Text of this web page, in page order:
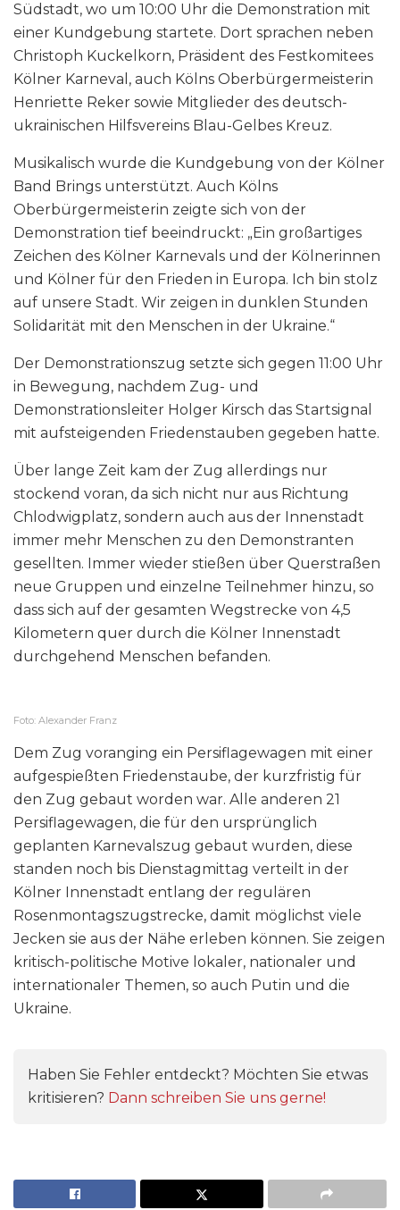
Südstadt, wo um 10:00 Uhr die Demonstration mit
einer Kundgebung startete. Dort sprachen neben
Christoph Kuckelkorn, Präsident des Festkomitees
Kölner Karneval, auch Kölns Oberbürgermeisterin
Henriette Reker sowie Mitglieder des deutsch-
ukrainischen Hilfsvereins Blau-Gelbes Kreuz.
Musikalisch wurde die Kundgebung von der Kölner
Band Brings unterstützt. Auch Kölns
Oberbürgermeisterin zeigte sich von der
Demonstration tief beeindruckt: „Ein großartiges
Zeichen des Kölner Karnevals und der Kölnerinnen
und Kölner für den Frieden in Europa. Ich bin stolz
auf unsere Stadt. Wir zeigen in dunklen Stunden
Solidarität mit den Menschen in der Ukraine.“
Der Demonstrationszug setzte sich gegen 11:00 Uhr
in Bewegung, nachdem Zug- und
Demonstrationsleiter Holger Kirsch das Startsignal
mit aufsteigenden Friedenstauben gegeben hatte.
Über lange Zeit kam der Zug allerdings nur
stockend voran, da sich nicht nur aus Richtung
Chlodwigplatz, sondern auch aus der Innenstadt
immer mehr Menschen zu den Demonstranten
gesellten. Immer wieder stießen über Querstraßen
neue Gruppen und einzelne Teilnehmer hinzu, so
dass sich auf der gesamten Wegstrecke von 4,5
Kilometern quer durch die Kölner Innenstadt
durchgehend Menschen befanden.
Foto: Alexander Franz
Dem Zug voranging ein Persiflagewagen mit einer
aufgespießten Friedenstaube, der kurzfristig für
den Zug gebaut worden war. Alle anderen 21
Persiflagewagen, die für den ursprünglich
geplanten Karnevalszug gebaut wurden, diese
standen noch bis Dienstagmittag verteilt in der
Kölner Innenstadt entlang der regulären
Rosenmontagszugstrecke, damit möglichst viele
Jecken sie aus der Nähe erleben können. Sie zeigen
kritisch-politische Motive lokaler, nationaler und
internationaler Themen, so auch Putin und die
Ukraine.
Haben Sie Fehler entdeckt? Möchten Sie etwas
kritisieren? Dann schreiben Sie uns gerne!